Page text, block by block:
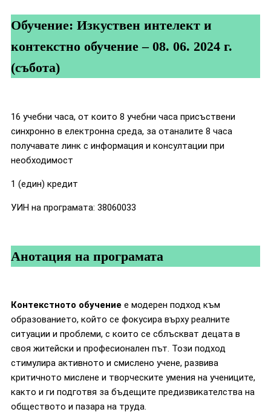
Обучение: Изкуствен интелект и
контекстно обучение – 08. 06. 2024 г.
(събота)
16 учебни часа, от които 8 учебни часа присъствени
синхронно в електронна среда, за отаналите 8 часа
получавате линк с информация и консултации при
необходимост
1 (един) кредит
УИН на програмата: 38060033
Анотация на програмата
Контекстното обучение е модерен подход към
образованието, който се фокусира върху реалните
ситуации и проблеми, с които се сблъскват децата в
своя житейски и професионален път. Този подход
стимулира активното и смислено учене, развива
критичното мислене и творческите умения на учениците,
както и ги подготвя за бъдещите предизвикателства на
обществото и пазара на труда.